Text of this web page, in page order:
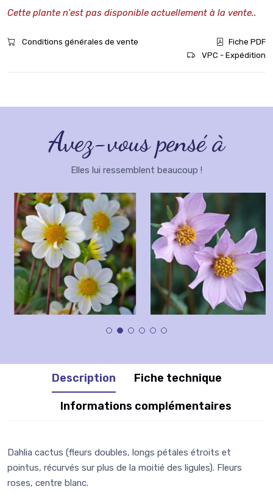
Cette plante n'est pas disponible actuellement à la vente..
Conditions générales de vente
Fiche PDF
VPC - Expédition
Avez-vous pensé à
Elles lui ressemblent beaucoup !
Description Fiche technique
Informations complémentaires
Dahlia cactus (fleurs doubles, longs pétales étroits et
pointus, récurvés sur plus de la moitié des ligules). Fleurs
roses, centre blanc.